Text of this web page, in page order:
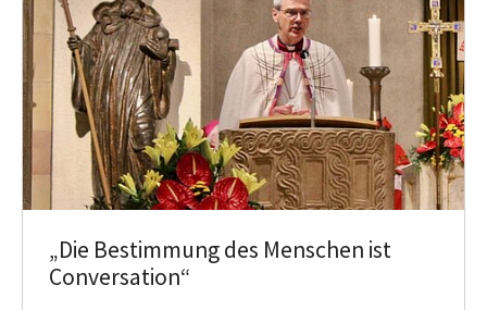
„Die Bestimmung des Menschen ist
Conversation“